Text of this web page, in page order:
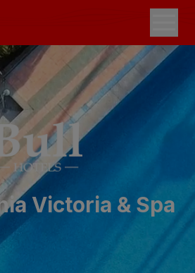
Victoria & Spa